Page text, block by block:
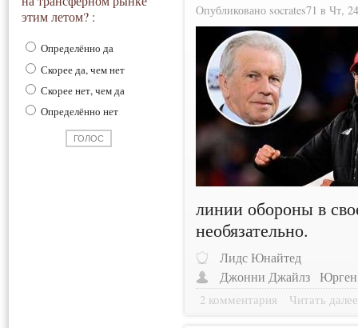
этим летом? :
Определённо да
Скорее да, чем нет
Скорее нет, чем да
Определённо нет
Опубликовано socrates71 в Чт,
линии обороны в
необязательно.
Лидс Юнайтед
Джонни Джайлз
2 комментария Читать далее